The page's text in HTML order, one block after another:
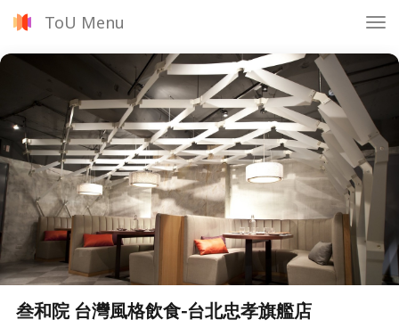
ToU Menu
叁和院 台灣風格飲食-台北忠孝旗艦店